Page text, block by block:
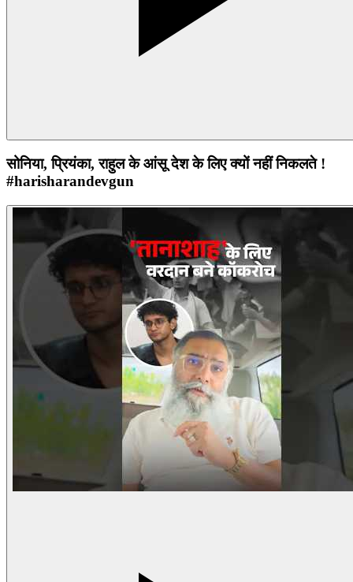
सोनिया, प्रियंका, राहुल के आंसू देश के लिए क्यों नहीं निकलते !
#harisharandevgun